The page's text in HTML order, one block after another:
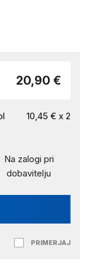
20,90 €
10,45 € x 2
Na zalogi pri
dobavitelju
PRIMERJAJ